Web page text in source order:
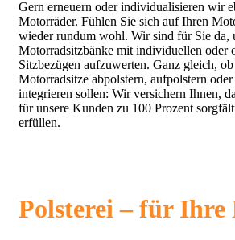
Gern erneuern oder individualisieren wir
Motorräder. Fühlen Sie sich auf Ihren
wieder rundum wohl. Wir sind für Sie da,
Motorradsitzbänke mit individuellen oder
Sitzbezügen aufzuwerten. Ganz gleich,
Motorradsitze abpolstern, aufpolstern
integrieren sollen: Wir versichern Ihnen,
für unsere Kunden zu 100 Prozent
erfüllen.
Polsterei – für Ihre